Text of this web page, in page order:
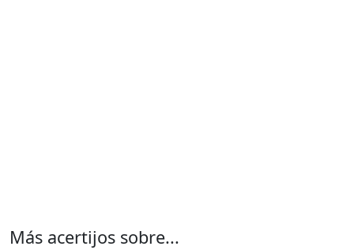
Más acertijos sobre...